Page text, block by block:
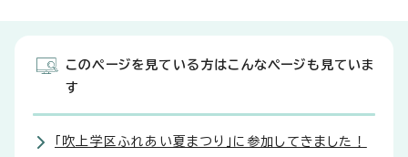
このページを見ている方はこんなページも見ていま
す
「吹上学区ふれあい夏まつり」に参加してきました！